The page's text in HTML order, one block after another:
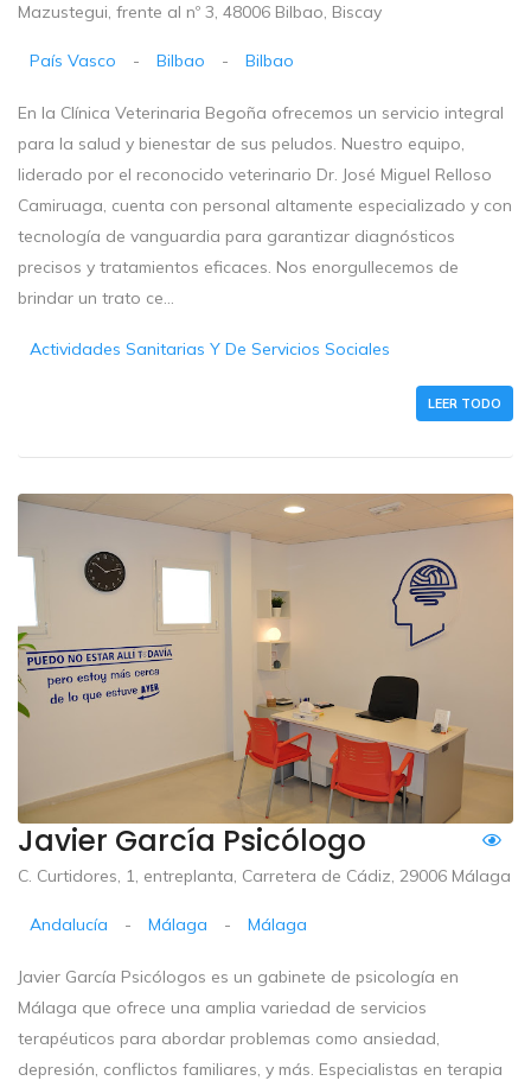
Mazustegui, frente al nº 3, 48006 Bilbao, Biscay
País Vasco - Bilbao - Bilbao
En la Clínica Veterinaria Begoña ofrecemos un servicio integral
para la salud y bienestar de sus peludos. Nuestro equipo,
liderado por el reconocido veterinario Dr. José Miguel Relloso
Camiruaga, cuenta con personal altamente especializado y con
tecnología de vanguardia para garantizar diagnósticos
precisos y tratamientos eficaces. Nos enorgullecemos de
brindar un trato ce...
Actividades Sanitarias Y De Servicios Sociales
LEER TODO
Javier García Psicólogo
C. Curtidores, 1, entreplanta, Carretera de Cádiz, 29006 Málaga
Andalucía - Málaga - Málaga
Javier García Psicólogos es un gabinete de psicología en
Málaga que ofrece una amplia variedad de servicios
terapéuticos para abordar problemas como ansiedad,
depresión, conflictos familiares, y más. Especialistas en terapia